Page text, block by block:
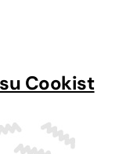
Cookist